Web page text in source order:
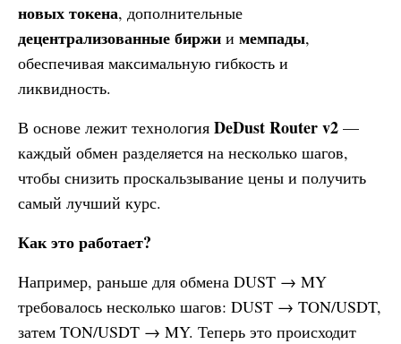
новых токена, дополнительные
децентрализованные биржи и мемпады,
обеспечивая максимальную гибкость и
ликвидность.
В основе лежит технология DeDust Router v2 —
каждый обмен разделяется на несколько шагов,
чтобы снизить проскальзывание цены и получить
самый лучший курс.
Как это работает?
Например, раньше для обмена DUST → MY
требовалось несколько шагов: DUST → TON/USDT,
затем TON/USDT → MY. Теперь это происходит